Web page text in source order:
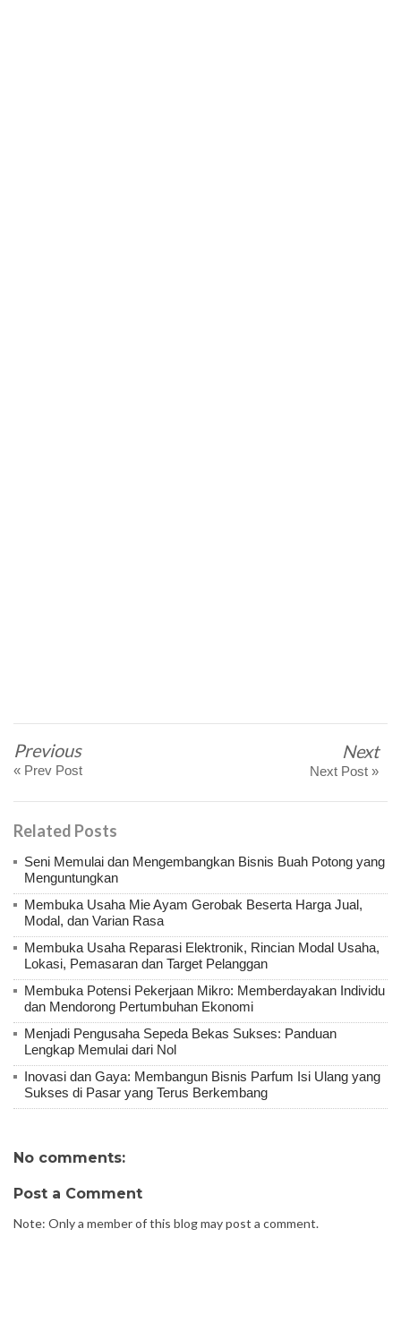
Previous
« Prev Post
Next
Next Post »
Related Posts
Seni Memulai dan Mengembangkan Bisnis Buah Potong yang
Menguntungkan
Membuka Usaha Mie Ayam Gerobak Beserta Harga Jual,
Modal, dan Varian Rasa
Membuka Usaha Reparasi Elektronik, Rincian Modal Usaha,
Lokasi, Pemasaran dan Target Pelanggan
Membuka Potensi Pekerjaan Mikro: Memberdayakan Individu
dan Mendorong Pertumbuhan Ekonomi
Menjadi Pengusaha Sepeda Bekas Sukses: Panduan
Lengkap Memulai dari Nol
Inovasi dan Gaya: Membangun Bisnis Parfum Isi Ulang yang
Sukses di Pasar yang Terus Berkembang
No comments:
Post a Comment
Note: Only a member of this blog may post a comment.